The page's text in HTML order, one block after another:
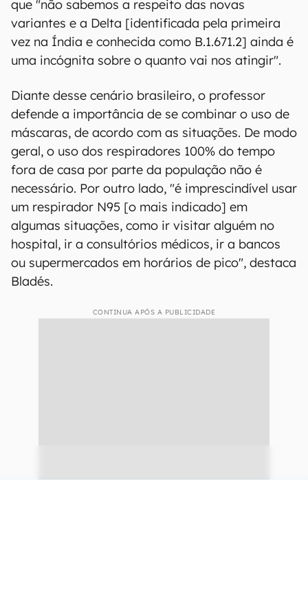
que "não sabemos a respeito das novas
variantes e a Delta [identificada pela primeira
vez na Índia e conhecida como B.1.671.2] ainda é
uma incógnita sobre o quanto vai nos atingir".
Diante desse cenário brasileiro, o professor
defende a importância de se combinar o uso de
máscaras, de acordo com as situações. De modo
geral, o uso dos respiradores 100% do tempo
fora de casa por parte da população não é
necessário. Por outro lado, "é imprescindível usar
um respirador N95 [o mais indicado] em
algumas situações, como ir visitar alguém no
hospital, ir a consultórios médicos, ir a bancos
ou supermercados em horários de pico", destaca
Bladés.
CONTINUA APÓS A PUBLICIDADE